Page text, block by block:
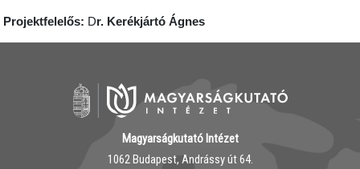
Projektfelelős: Dr. Kerékjártó Ágnes
Magyarságkutató Intézet
1062 Budapest, Andrássy út 64.